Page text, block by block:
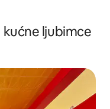
ljubimce